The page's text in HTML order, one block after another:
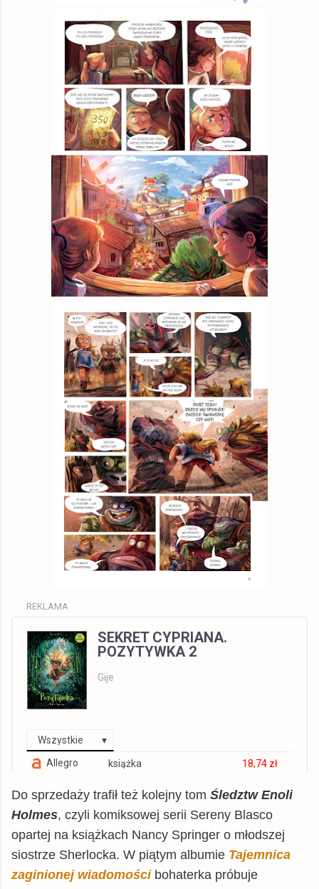
REKLAMA
SEKRET CYPRIANA.
POZYTYWKA 2
Gije
Wszystkie
Allegro
książka
18,74 zł
książka
Gandalf.com.pl
książka
27,59 zł
TaniaKsiazka.pl
książka
27,59 zł
tantis.pl
książka
28,79 zł
swiatksiazki.pl książka 30,32 zł
Do sprzedaży trafił też kolejny tom Śledztw Enoli
Holmes, czyli komiksowej serii Sereny Blasco
opartej na książkach Nancy Springer o młodszej
siostrze Sherlocka. W piątym albumie Tajemnica
zaginionej wiadomości bohaterka próbuje